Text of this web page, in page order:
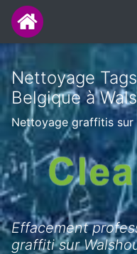
Nettoyage
Belgique à
Nettoyage graffitis sur
Effacement
graffiti sur